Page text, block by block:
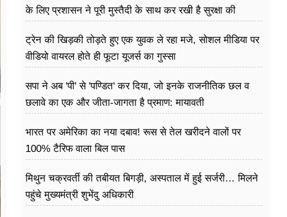
के लिए प्रशासन ने पूरी मुस्तैदी के साथ कर रखी है सुरक्षा की
ट्रेन की खिड़की तोड़ते हुए एक युवक ले रहा मजे, सोशल मीडिया पर
वीडियो वायरल होते ही फूटा यूजर्स का गुस्सा
सपा ने अब 'पी' से 'पण्डित' कर दिया, जो इनके राजनीतिक छल व
छलावे का एक और जीता-जागता है प्रमाण: मायावती
भारत पर अमेरिका का नया दबाव! रूस से तेल खरीदने वालों पर
100% टैरिफ वाला बिल पास
मिथुन चक्रवर्ती की तबीयत बिगड़ी, अस्पताल में हुई सर्जरी… मिलने
पहुंचे मुख्यमंत्री शुभेंदु अधिकारी